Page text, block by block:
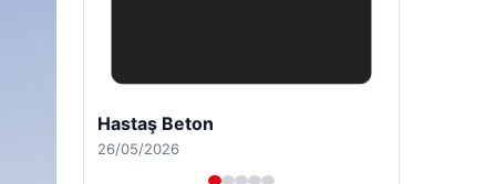
Enes Kaplan Avukatlık Bürosu
28/04/2026